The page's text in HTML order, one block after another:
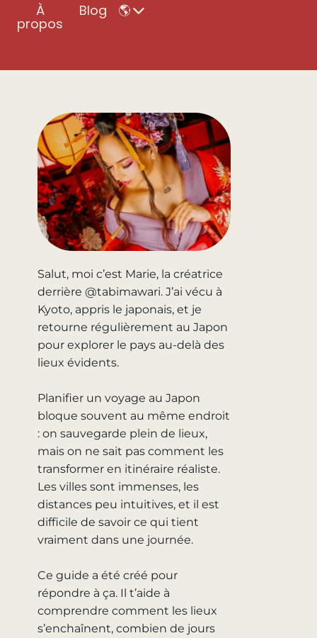
À
propos
Blog 🌎
Salut, moi c’est Marie, la créatrice
derrière @tabimawari. J’ai vécu à
Kyoto, appris le japonais, et je
retourne régulièrement au Japon
pour explorer le pays au-delà des
lieux évidents.
Planifier un voyage au Japon
bloque souvent au même endroit
: on sauvegarde plein de lieux,
mais on ne sait pas comment les
transformer en itinéraire réaliste.
Les villes sont immenses, les
distances peu intuitives, et il est
difficile de savoir ce qui tient
vraiment dans une journée.
Ce guide a été créé pour
répondre à ça. Il t’aide à
comprendre comment les lieux
s’enchaînent, combien de jours